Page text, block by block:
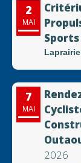
2
MAI
Laprairie
7
MAI
2026